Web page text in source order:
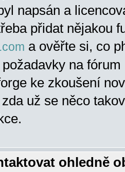
napsán a
přidat nějakou
a ověřte si, co
na
ke zkoušení
už se něco
ohledně